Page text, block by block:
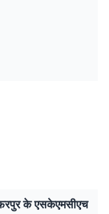
के एसकेएमसीएच